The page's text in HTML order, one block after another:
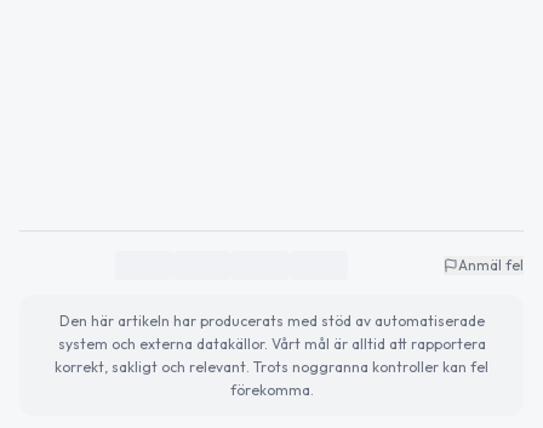
Anmäl fel
Den här artikeln har producerats med stöd av automatiserade
system och externa datakällor. Vårt mål är alltid att rapportera
korrekt, sakligt och relevant. Trots noggranna kontroller kan fel
förekomma.